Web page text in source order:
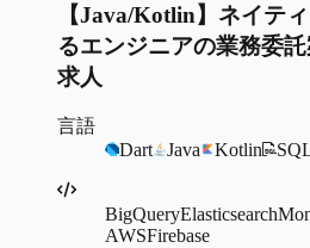
【Java/Kotlin】ネイテ
るエンジニアの業務委
求人
言語
Dart
Java Kotlin
BigQueryElasticsearch
AWSFirebase